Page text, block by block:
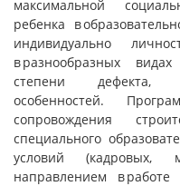
максимальной
ребенка в
индивидуально
в разнообразных
степени дефекта,
особенностей.
сопровождения
специального
условий (кадровых,
направлением в